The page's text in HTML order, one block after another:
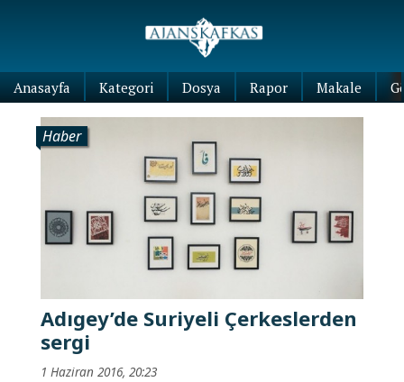
Anasayfa Kategori Dosya Rapor Makale
Haber
Adıgey’de Suriyeli Çerkeslerden
sergi
1 Haziran 2016, 20:23